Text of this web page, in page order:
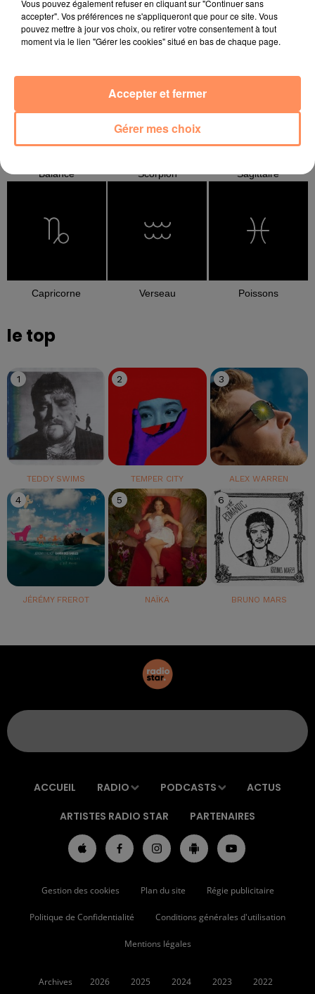
Balance Scorpion Sagittaire
Capricorne Verseau Poissons
le top
1
TEDDY SWIMS
2
TEMPER CITY
3
ALEX WARREN
4
JÉRÉMY FREROT
5
NAÏKA
6
BRUNO MARS
ACCUEIL RADIO PODCASTS ACTUS
ARTISTES RADIO STAR PARTENAIRES
Gestion des cookies Plan du site Régie publicitaire
Politique de Confidentialité Conditions générales d'utilisation
Mentions légales
Archives 2026 2025 2024 2023 2022
Vous pouvez également refuser en cliquant sur "Continuer sans
accepter". Vos préférences ne s'appliqueront que pour ce site. Vous
pouvez mettre à jour vos choix, ou retirer votre consentement à tout
moment via le lien "Gérer les cookies" situé en bas de chaque page.
Gérer mes choix
Accepter et fermer